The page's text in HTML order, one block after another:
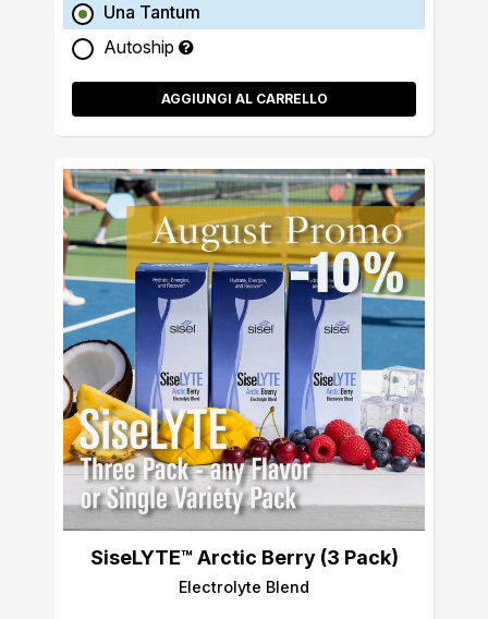
Una Tantum
Autoship
AGGIUNGI AL CARRELLO
SiseLYTE™ Arctic Berry (3 Pack)
Electrolyte Blend